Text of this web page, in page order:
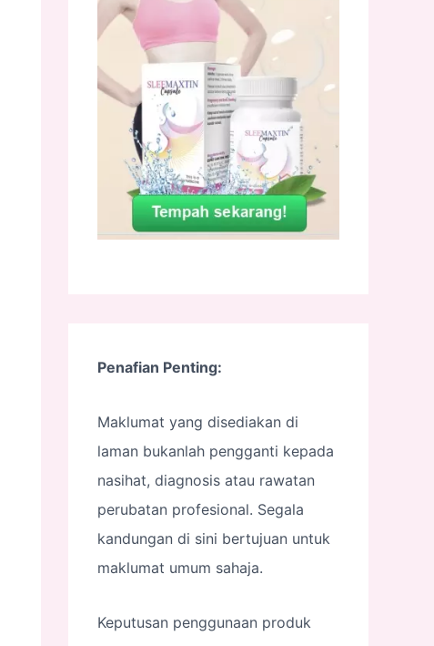
Penafian Penting:
Maklumat yang disediakan di
laman bukanlah pengganti kepada
nasihat, diagnosis atau rawatan
perubatan profesional. Segala
kandungan di sini bertujuan untuk
maklumat umum sahaja.
Keputusan penggunaan produk